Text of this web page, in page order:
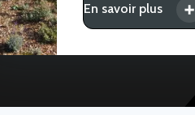
En savoir plus